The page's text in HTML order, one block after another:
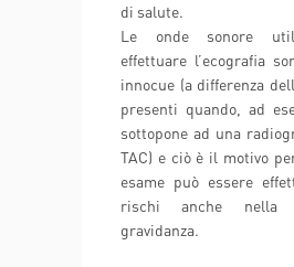
di salute.
Le onde sonore
effettuare l’ecografia
innocue (a differenza
presenti quando, ad
sottopone ad una
TAC) e ciò è il motivo
esame può essere
rischi anche nella
gravidanza.